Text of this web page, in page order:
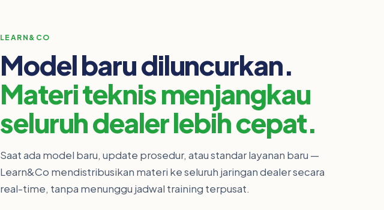
LEARN&CO
Model baru diluncurkan.
Materi teknis menjangkau
seluruh dealer lebih cepat.
Saat ada model baru, update prosedur, atau standar layanan baru —
Learn&Co mendistribusikan materi ke seluruh jaringan dealer secara
real-time, tanpa menunggu jadwal training terpusat.